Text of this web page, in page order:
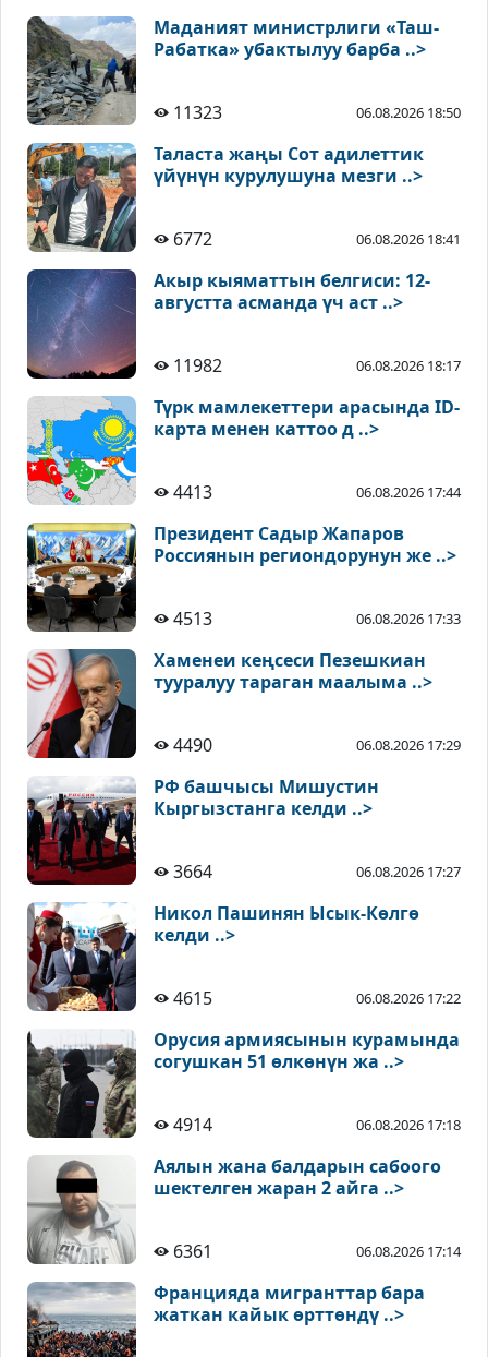
Маданият министрлиги «Таш-
Рабатка» убактылуу барба ..>
11323 06.08.2026 18:50
Таласта жаңы Сот адилеттик
үйүнүн курулушуна мезги ..>
6772 06.08.2026 18:41
Акыр кыяматтын белгиси: 12-
августта асманда үч аст ..>
11982 06.08.2026 18:17
Түрк мамлекеттери арасында ID-
карта менен каттоо д ..>
4413 06.08.2026 17:44
Президент Садыр Жапаров
Россиянын региондорунун же ..>
4513 06.08.2026 17:33
Хаменеи кеңсеси Пезешкиан
тууралуу тараган маалыма ..>
4490 06.08.2026 17:29
РФ башчысы Мишустин
Кыргызстанга келди ..>
3664 06.08.2026 17:27
Никол Пашинян Ысык-Көлгө
келди ..>
4615 06.08.2026 17:22
Орусия армиясынын курамында
согушкан 51 өлкөнүн жа ..>
4914 06.08.2026 17:18
Аялын жана балдарын сабоого
шектелген жаран 2 айга ..>
6361 06.08.2026 17:14
Францияда мигранттар бара
жаткан кайык өрттөндү ..>